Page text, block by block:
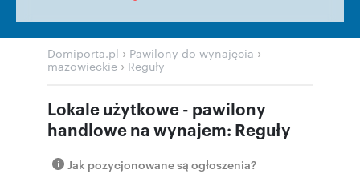
Domiporta.pl › Pawilony do wynajęcia ›
mazowieckie › Reguły
Lokale użytkowe - pawilony
handlowe na wynajem: Reguły
Jak pozycjonowane są ogłoszenia?